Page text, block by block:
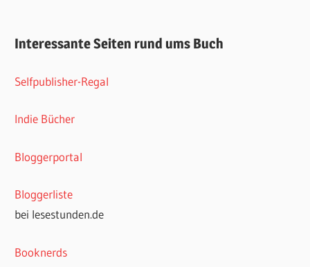
Interessante Seiten rund ums Buch
Selfpublisher-Regal
Indie Bücher
Bloggerportal
Bloggerliste
bei lesestunden.de
Booknerds